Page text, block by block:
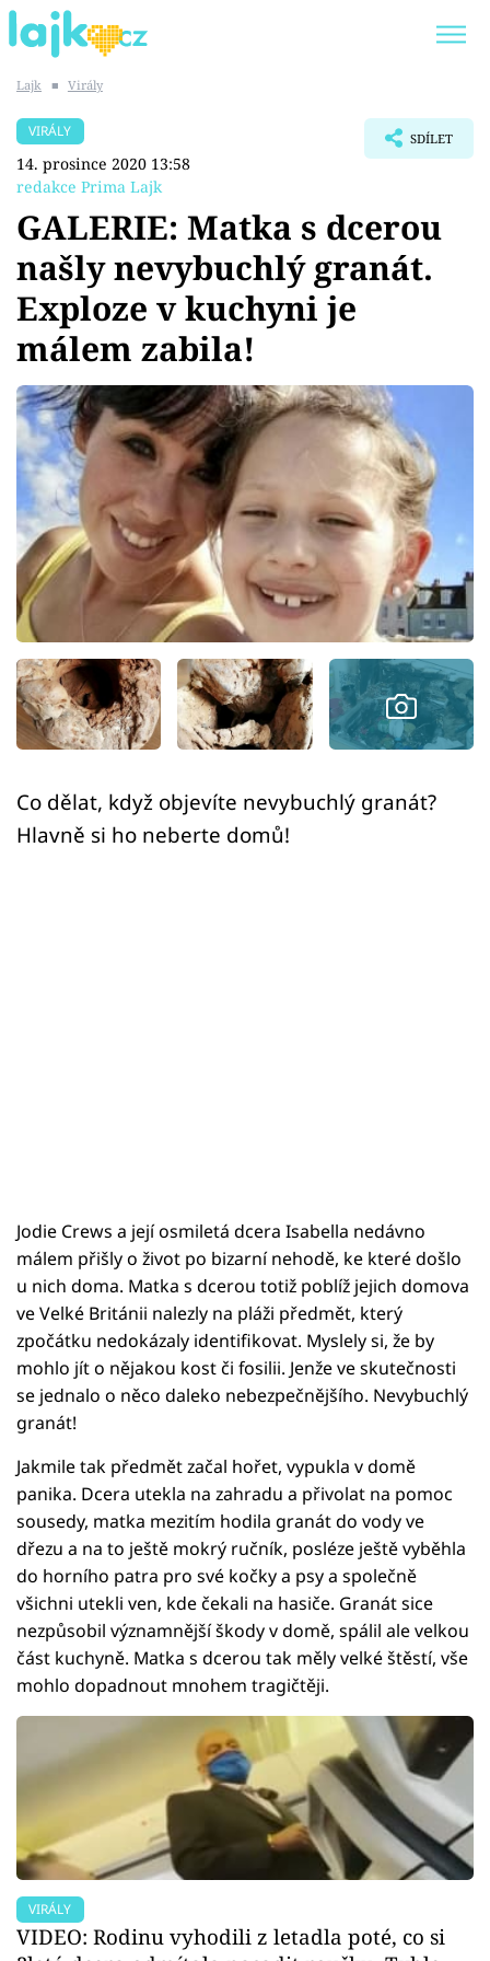
SHOPAHOLICADEL
Témata
Showbyznys
Youtubeři
Virály
Sex a vztahy
Videa
Sledujte prima+
Přihlášení
Sledujte nás
Lajk ■ Virály
VIRÁLY
14. prosince 2020 13:58
redakce Prima Lajk
SDÍLET
GALERIE: Matka s dcerou
našly nevybuchlý granát.
Exploze v kuchyni je
málem zabila!
Co dělat, když objevíte nevybuchlý granát?
Hlavně si ho neberte domů!
Jodie Crews a její osmiletá dcera Isabella nedávno
málem přišly o život po bizarní nehodě, ke které došlo
u nich doma. Matka s dcerou totiž poblíž jejich domova
ve Velké Británii nalezly na pláži předmět, který
zpočátku nedokázaly identifikovat. Myslely si, že by
mohlo jít o nějakou kost či fosilii. Jenže ve skutečnosti
se jednalo o něco daleko nebezpečnějšího. Nevybuchlý
granát!
Jakmile tak předmět začal hořet, vypukla v domě
panika. Dcera utekla na zahradu a přivolat na pomoc
sousedy, matka mezitím hodila granát do vody ve
dřezu a na to ještě mokrý ručník, posléze ještě vyběhla
do horního patra pro své kočky a psy a společně
všichni utekli ven, kde čekali na hasiče. Granát sice
nezpůsobil významnější škody v domě, spálil ale velkou
část kuchyně. Matka s dcerou tak měly velké štěstí, vše
mohlo dopadnout mnohem tragičtěji.
VIRÁLY
VIDEO: Rodinu vyhodili z letadla poté, co si